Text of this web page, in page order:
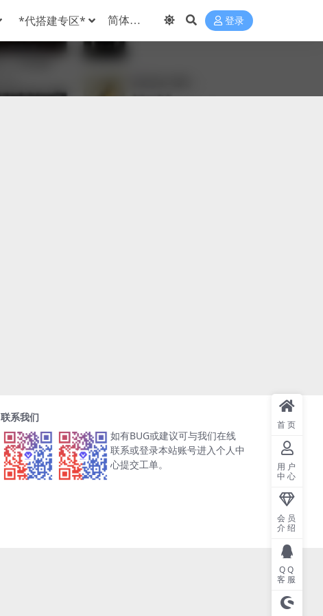
*代搭建专区* 登录
联系我们
如有BUG或建议可与我们在线
联系或登录本站账号进入个人中
心提交工单。
首页
用户
中心
会员
介绍
QQ
客服